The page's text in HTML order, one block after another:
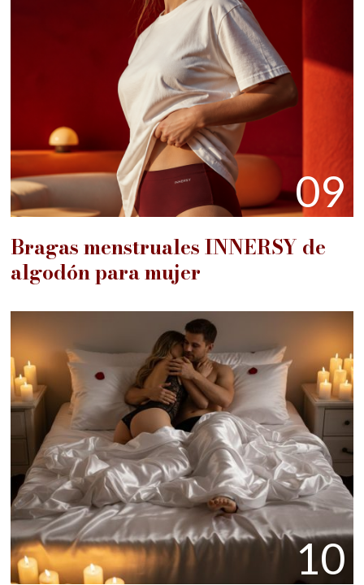
09
Bragas menstruales INNERSY de
algodón para mujer
10